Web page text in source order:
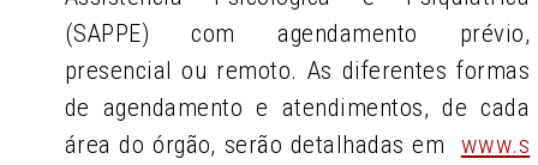
(SAPPE) com agendamento prévio,
presencial ou remoto. As diferentes formas
de agendamento e atendimentos, de cada
área do órgão, serão detalhadas em www.s